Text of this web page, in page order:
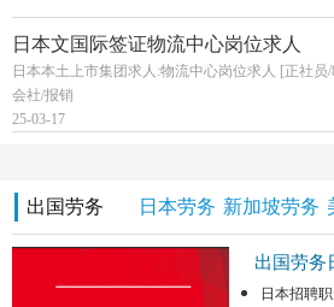
日本文国际签证物流中心岗位求人
日本本土上市集团求人:物流中心岗位求人 [正社员/
会社/报销
25-03-17
出国劳务 日本劳务 新加坡劳务
出国劳务
日本招聘